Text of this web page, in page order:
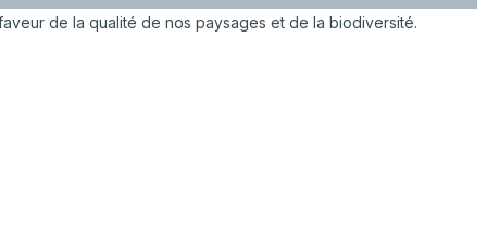
de la qualité de nos paysages et de la biodiversité.